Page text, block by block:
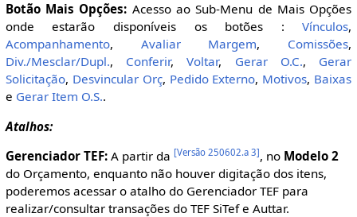
Botão Mais Opções: Acesso ao Sub-Menu de Mais Opções
onde estarão disponíveis os botões :Vínculos,
Acompanhamento, Avaliar Margem, Comissões,
Div./Mesclar/Dupl., Conferir,Voltar, Gerar O.C., Gerar
Solicitação, Desvincular Orç, Pedido Externo, Motivos, Baixas
e Gerar Item O.S..
Atalhos:
Gerenciador TEF:A partir da [Versão 250602.a 3], no Modelo 2
do Orçamento, enquanto não houver digitação dos itens,
poderemos acessar o atalho do Gerenciador TEF para
realizar/consultar transações do TEF SiTef e Auttar.